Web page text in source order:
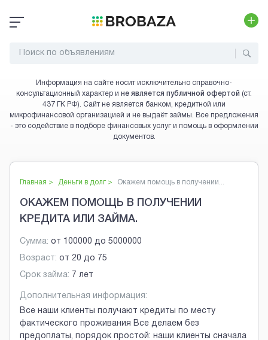
Информация на сайте носит исключительно справочно-
консультационный характер и не является публичной офертой (ст.
437 ГК РФ). Сайт не является банком, кредитной или
микрофинансовой организацией и не выдаёт займы. Все предложения
- это содействие в подборе финансовых услуг и помощь в оформлении
документов.
Главная > Деньги в долг> Окажем помощь в получении...
ОКАЖЕМ ПОМОЩЬ В ПОЛУЧЕНИИ
КРЕДИТА ИЛИ ЗАЙМА.
Сумма: от 100000 до 5000000
Возраст: от 20 до 75
Срок займа: 7 лет
Дополнительная информация:
Все наши клиенты получают кредиты по месту
фактического проживания Все делаем без
предоплаты, порядок простой: наши клиенты сначала